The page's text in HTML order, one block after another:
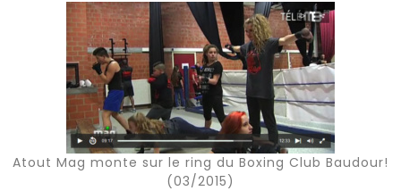
Atout Mag monte sur le ring du Boxing Club Baudour!
(03/2015)